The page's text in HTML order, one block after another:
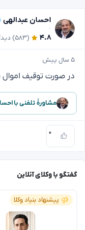
احسان عبدالهی
۴.۸ (۵۸۳)
۵ سال پیش
در صورت توقیف اموال
مشاورهٔ تلفنی با
۰
گفتگو با وکلای آنلاین
پیشنهاد بنیاد وکلا